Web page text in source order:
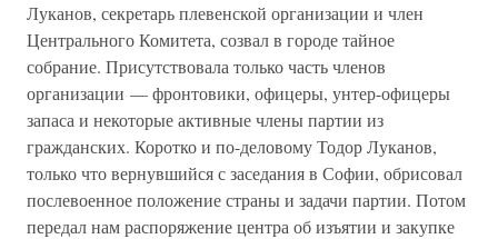
Луканов, секретарь плевенской организации и член
Центрального Комитета, созвал в городе тайное
собрание. Присутствовала только часть членов
организации — фронтовики, офицеры, унтер-офицеры
запаса и некоторые активные члены партии из
гражданских. Коротко и по-деловому Тодор Луканов,
только что вернувшийся с заседания в Софии, обрисовал
послевоенное положение страны и задачи партии. Потом
передал нам распоряжение центра об изъятии и закупке